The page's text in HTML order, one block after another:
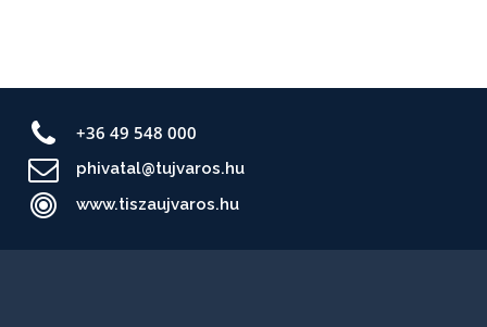
+36 49 548 000
phivatal@tujvaros.hu
www.tiszaujvaros.hu